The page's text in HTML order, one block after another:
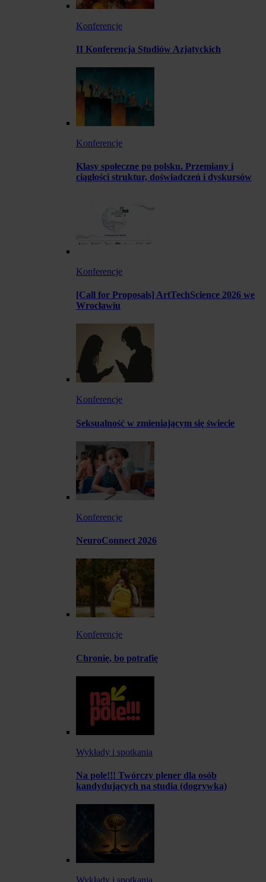
Konferencje
II Konferencja Studiów Azjatyckich
Konferencje
Klasy społeczne po polsku. Przemiany i
ciągłości struktur, doświadczeń i dyskursów
Konferencje
[Call for Proposals] ArtTechScience 2026 we
Wrocławiu
Konferencje
Seksualność w zmieniającym się świecie
Konferencje
NeuroConnect 2026
Konferencje
Chronię, bo potrafię
Wykłady i spotkania
Na pole!!! Twórczy plener dla osób
kandydujących na studia (dogrywka)